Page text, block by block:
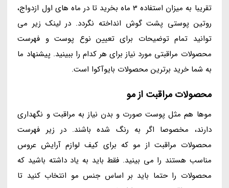
تقریبا به میزان استفاده 3 ماه بخرید تا در ماه های اول ازدواج،
روتین پوستی پشت گوش انداخته نگردد. در لینک زیر می
توانید تمام توضیحات برای تعیین نوع پوست و فهرست
محصولات مراقبتی مورد نیاز برای هر کدام را ببینید. پیشنهاد ما
به شما خرید برترین محصولات بایوآکوا است.
محصولات مراقبت از مو
موها هم مثل پوست صورت و بدن نیاز به مراقبت و نگهداری
دارند، مخصوصا اگر به رنگ شده باشند. در زیر فهرست
محصولات مراقبت از مو که برای کیف لوازم آرایش عروس
مناسب هستند را می بینید. فقط باید به یاد داشته باشید که
محصولات را حتما باید بر اساس جنس مو انتخاب کنید تا